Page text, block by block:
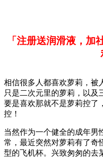
「注册送润滑液，加
相信很多人都喜欢萝莉，被
只是二次元里的萝莉，以及
要是喜欢那就不是萝莉控了
控！
当然作为一个健全的成年男
常，最近突然对萝莉有了奇
型的飞机杯。兴致匆匆的去